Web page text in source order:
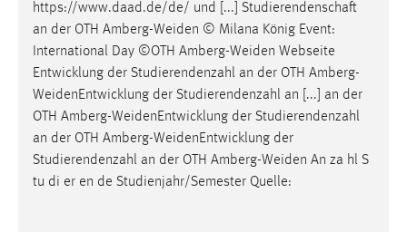
https://www.daad.de/de/ und [...] Studierendenschaft
an der OTH Amberg-Weiden © Milana König Event:
International Day ©OTH Amberg-Weiden Webseite
Entwicklung der Studierendenzahl an der OTH Amberg-
WeidenEntwicklung der Studierendenzahl an [...] an der
OTH Amberg-WeidenEntwicklung der Studierendenzahl
an der OTH Amberg-WeidenEntwicklung der
Studierendenzahl an der OTH Amberg-Weiden An za hl S
tu di er en de Studienjahr/Semester Quelle: